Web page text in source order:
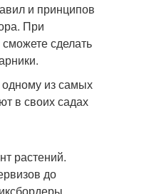
и принципов
При
сделать
одному из самых
в своих садах
растений.
до